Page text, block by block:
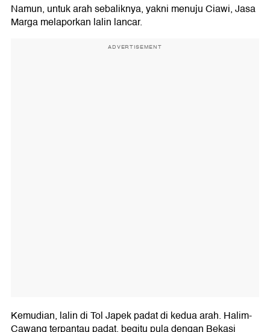
Namun, untuk arah sebaliknya, yakni menuju Ciawi, Jasa
Marga melaporkan lalin lancar.
ADVERTISEMENT
Kemudian, lalin di Tol Japek padat di kedua arah. Halim-
Cawang terpantau padat, begitu pula dengan Bekasi